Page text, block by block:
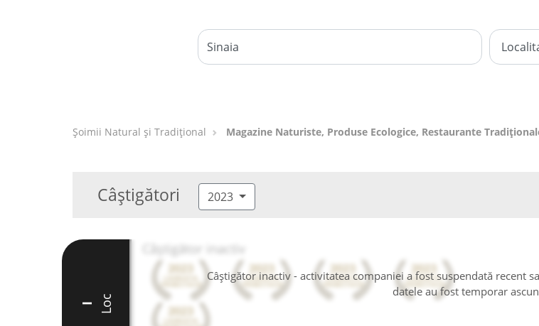
Șoimii Natural și Tradițional Magazine Naturiste, Produse Ecologice, Restaurante
Câștigători 2023
Câștigător inactiv - activitatea companiei a fost suspendată recent
datele au fost temporar
I Loc
Câștigător inactiv